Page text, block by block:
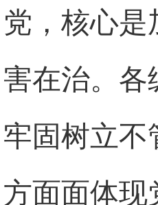
党，核心
害在治。各
牢固树立不
方面面体现